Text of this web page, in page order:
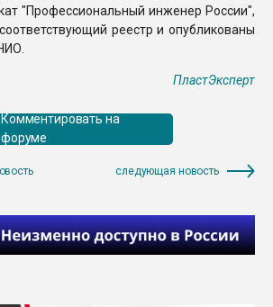
"Профессиональный инженер России",
реестр и опубликованы
ПластЭксперт
Комментировать на
форуме
следующая новость